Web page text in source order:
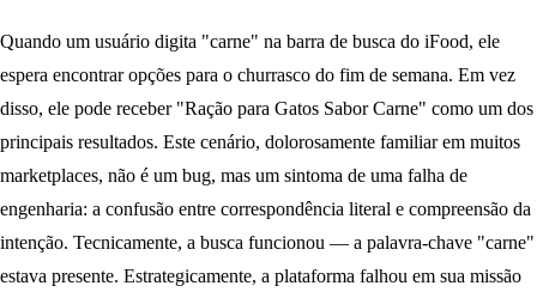
Quando um usuário digita "carne" na barra de busca do iFood, ele
espera encontrar opções para o churrasco do fim de semana. Em vez
disso, ele pode receber "Ração para Gatos Sabor Carne" como um dos
principais resultados. Este cenário, dolorosamente familiar em muitos
marketplaces, não é um bug, mas um sintoma de uma falha de
engenharia: a confusão entre correspondência literal e compreensão da
intenção. Tecnicamente, a busca funcionou — a palavra-chave "carne"
estava presente. Estrategicamente, a plataforma falhou em sua missão